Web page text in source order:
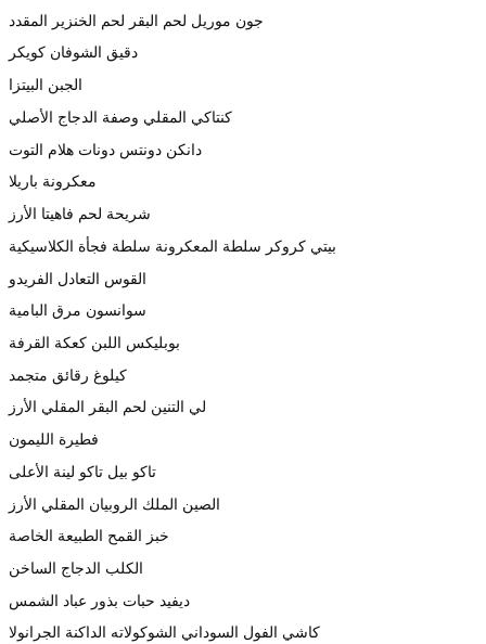
جون موريل لحم البقر لحم الخنزير المقدد
دقيق الشوفان كويكر
الجبن البيتزا
كنتاكي المقلي وصفة الدجاج الأصلي
دانكن دونتس دونات هلام التوت
معكرونة باريلا
شريحة لحم فاهيتا الأرز
بيتي كروكر سلطة المعكرونة سلطة فجأة الكلاسيكية
القوس التعادل الفريدو
سوانسون مرق البامية
بوبليكس اللبن كعكة القرفة
كيلوغ رقائق متجمد
لي التنين لحم البقر المقلي الأرز
فطيرة الليمون
تاكو بيل تاكو لينة الأعلى
الصين الملك الروبيان المقلي الأرز
خبز القمح الطبيعة الخاصة
الكلب الدجاج الساخن
ديفيد حبات بذور عباد الشمس
كاشي الفول السوداني الشوكولاته الداكنة الجرانولا